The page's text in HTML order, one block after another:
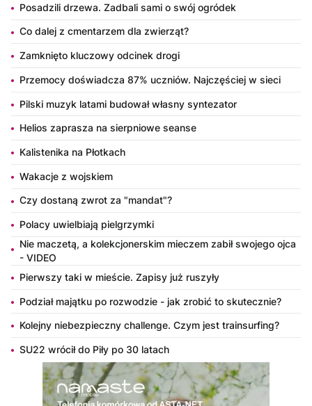
Posadzili drzewa. Zadbali sami o swój ogródek
Co dalej z cmentarzem dla zwierząt?
Zamknięto kluczowy odcinek drogi
Przemocy doświadcza 87% uczniów. Najczęściej w sieci
Pilski muzyk latami budował własny syntezator
Helios zaprasza na sierpniowe seanse
Kalistenika na Płotkach
Wakacje z wojskiem
Czy dostaną zwrot za "mandat"?
Polacy uwielbiają pielgrzymki
Nie maczetą, a kolekcjonerskim mieczem zabił swojego ojca
- VIDEO
Pierwszy taki w mieście. Zapisy już ruszyły
Podział majątku po rozwodzie - jak zrobić to skutecznie?
Kolejny niebezpieczny challenge. Czym jest trainsurfing?
SU22 wrócił do Piły po 30 latach